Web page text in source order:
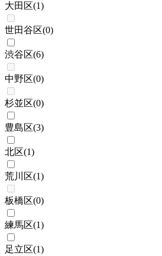
大田区(1)
世田谷区(0)
渋谷区(6)
中野区(0)
杉並区(0)
豊島区(3)
北区(1)
荒川区(1)
板橋区(0)
練馬区(1)
足立区(1)